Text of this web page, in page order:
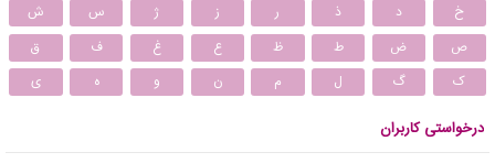
خ
د ذ ر ز ژ س
ش
ص
ض ط ظ ع غ ف
ق
ک
گ ل م ن و ه ی
درخواستی کاربران